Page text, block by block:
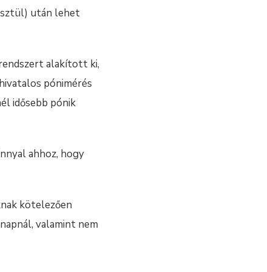
után lehet
alakított ki,
pónimérés
idősebb pónik
ahhoz, hogy
kötelezően
valamint nem